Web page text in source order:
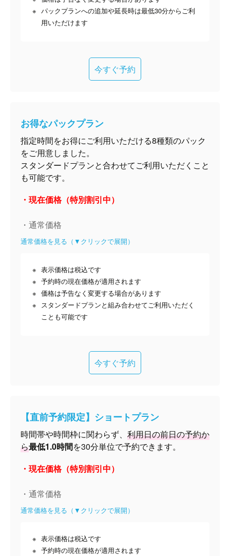
パックプランへの追加や延長時は最低30分からご利
用いただけます
今すぐ予約
お得なパックプラン
指定時間をお得にご利用いただける8種類のパック
をご用意しました。
スタンダードプランと合わせてご利用いただくこと
も可能です。
・現在価格（特別割引中）
・通常価格
通常価格を見る（▼クリックで展開）
表示価格は税込です
予約時の現在価格が適用されます
価格は予告なく変更する場合があります
スタンダードプランと組み合わせてご利用いただく
ことも可能です
今すぐ予約
【直前予約限定】ショートプラン
時間帯や時間枠に関わらず、 利用日の前日の予約か
ら最低1.0時間を30分単位で予約できます。
・現在価格（特別割引中）
・通常価格
通常価格を見る（▼クリックで展開）
表示価格は税込です
予約時の現在価格が適用されます